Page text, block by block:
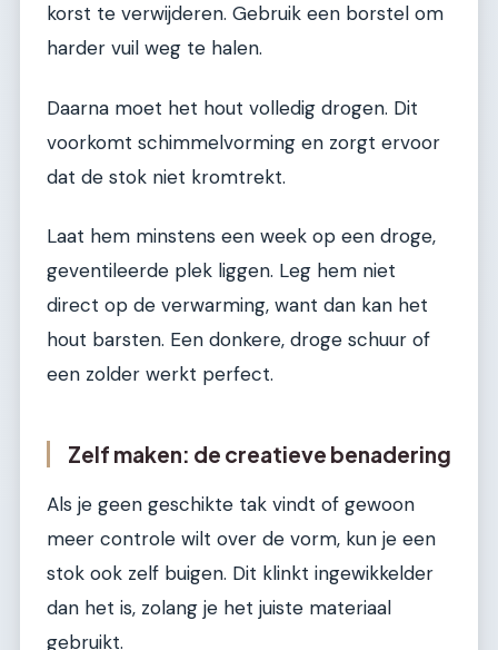
korst te verwijderen. Gebruik een borstel om
harder vuil weg te halen.
Daarna moet het hout volledig drogen. Dit
voorkomt schimmelvorming en zorgt ervoor
dat de stok niet kromtrekt.
Laat hem minstens een week op een droge,
geventileerde plek liggen. Leg hem niet
direct op de verwarming, want dan kan het
hout barsten. Een donkere, droge schuur of
een zolder werkt perfect.
Zelf maken: de creatieve benadering
Als je geen geschikte tak vindt of gewoon
meer controle wilt over de vorm, kun je een
stok ook zelf buigen. Dit klinkt ingewikkelder
dan het is, zolang je het juiste materiaal
gebruikt.